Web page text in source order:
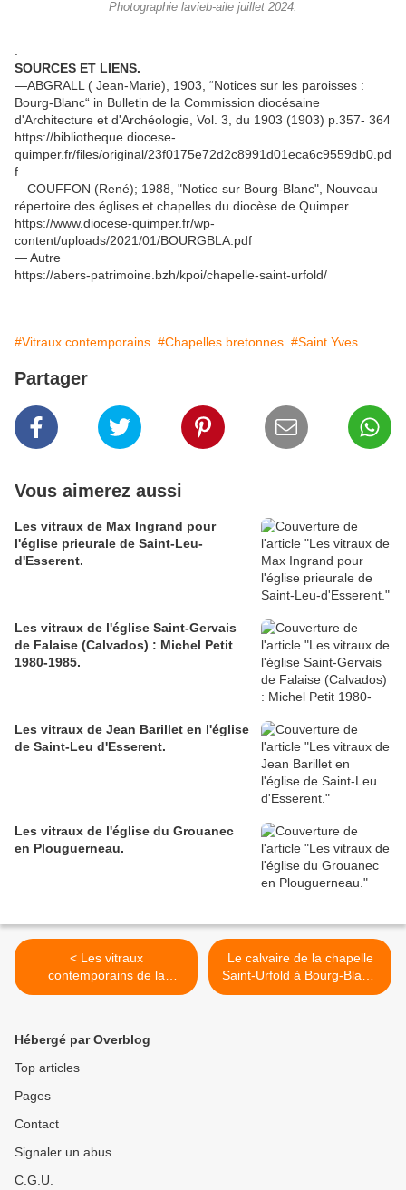
Photographie lavieb-aile juillet 2024.
SOURCES ET LIENS.
—ABGRALL ( Jean-Marie), 1903, “Notices sur les paroisses :
Bourg-Blanc“ in Bulletin de la Commission diocésaine
d'Architecture et d'Archéologie, Vol. 3, du 1903 (1903) p.357- 364
https://bibliotheque.diocese-
quimper.fr/files/original/23f0175e72d2c8991d01eca6c9559db0.pd
f
—COUFFON (René); 1988, "Notice sur Bourg-Blanc", Nouveau
répertoire des églises et chapelles du diocèse de Quimper
https://www.diocese-quimper.fr/wp-
content/uploads/2021/01/BOURGBLA.pdf
— Autre
https://abers-patrimoine.bzh/kpoi/chapelle-saint-urfold/
#Vitraux contemporains. #Chapelles bretonnes. #Saint Yves
Partager
Vous aimerez aussi
Les vitraux de Max Ingrand pour
l'église prieurale de Saint-Leu-
d'Esserent.
Les vitraux de l'église Saint-Gervais
de Falaise (Calvados) : Michel Petit
1980-1985.
Les vitraux de Jean Barillet en l'église
de Saint-Leu d'Esserent.
Les vitraux de l'église du Grouanec
en Plouguerneau.
< Les vitraux
contemporains de la
chapelle de Loc-Mazé au
Le calvaire de la chapelle
Saint-Urfold à Bourg-Blanc.
>
Hébergé par Overblog
Top articles
Pages
Contact
Signaler un abus
C.G.U.